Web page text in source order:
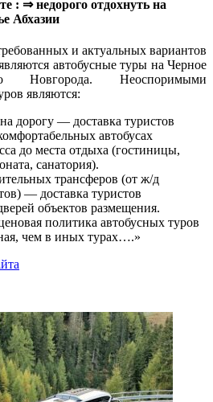
: ⇒ недорого отдохнуть на
Абхазии
и актуальных вариантов
автобусные туры на Черное
Неоспоримыми
являются:
дорогу — доставка туристов
автобусах
до места отдыха (гостиницы,
санатория).
трансферов (от ж/д
— доставка туристов
объектов размещения.
политика автобусных туров
чем в иных турах….»